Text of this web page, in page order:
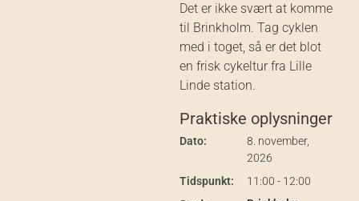
Det er ikke svært at komme
til Brinkholm. Tag cyklen
med i toget, så er det blot
en frisk cykeltur fra Lille
Linde station.
Praktiske oplysninger
Dato:
8. november,
2026
Tidspunkt:
11:00 - 12:00